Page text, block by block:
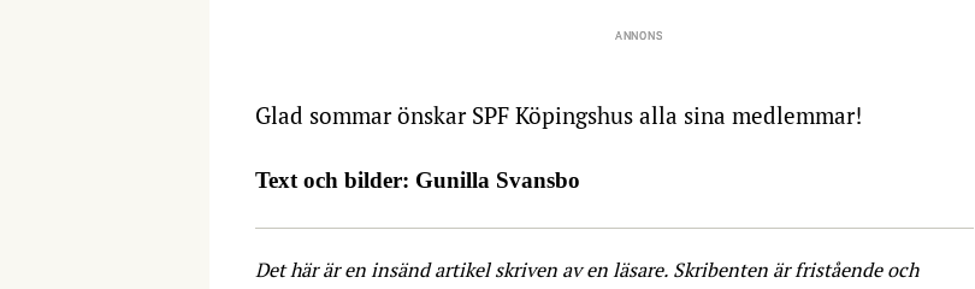
Glad sommar önskar SPF Köpingshus alla sina medlemmar!
Text och bilder: Gunilla Svansbo
Det här är en insänd artikel skriven av en läsare. Skribenten är fristående och